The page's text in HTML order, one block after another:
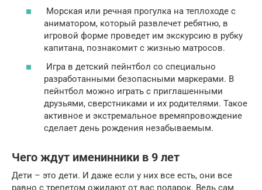
Морская или речная прогулка на теплоходе с
аниматором, который развлечет ребятню, в
игровой форме проведет им экскурсию в рубку
капитана, познакомит с жизнью матросов.
Игра в детский пейнтбол со специально
разработанными безопасными маркерами. В
пейнтбол можно играть с приглашенными
друзьями, сверстниками и их родителями. Такое
активное и экстремальное времяпровождение
сделает день рождения незабываемым.
Чего ждут именинники в 9 лет
Дети – это дети. И даже если у них все есть, они все
равно с трепетом ожидают от вас подарок. Ведь сам